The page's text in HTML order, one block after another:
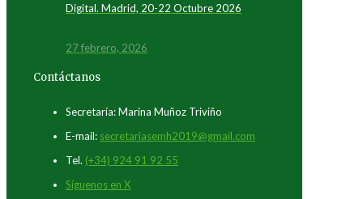
Digital. Madrid, 20-22 Octubre 2026
27 febrero, 2026
Contáctanos
Secretaría: Marina Muñoz Triviño
E-mail: secretariasemh2019@gmail.com
Tel. (+34) 924 91 92 55
Síguenos en X